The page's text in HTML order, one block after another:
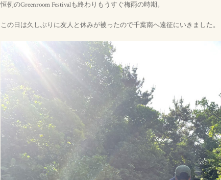
恒例のGreenroom Festivalも終わりもうすぐ梅雨の時期。
この日は久しぶりに友人と休みが被ったので千葉南へ遠征にいきました。